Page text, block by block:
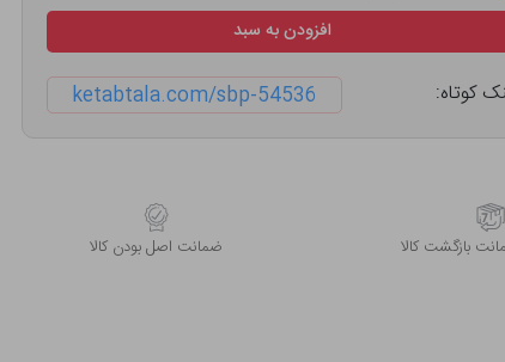
افزودن به سبد
کوتاه: ketabtala.com/sbp-54536
بازگشت کالا ﺿﻤﺎﻧﺖ اﺻﻞ ﺑﻮدن ﮐﺎﻟﺎ